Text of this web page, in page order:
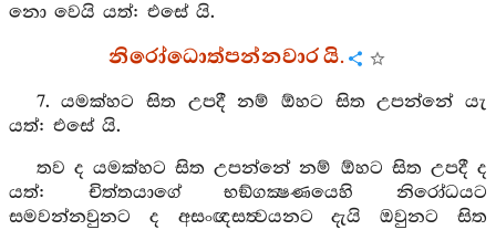
නො වෙයි යත්: එසේ යි.
නිරෝධොත්පන්නවාර යි.
7. යමක්හට සිත උපදී නම් ඕහට සිත උපන්නේ යැ
යත්: එසේ යි.
තව ද යමක්හට සිත උපන්නේ නම් ඕහට සිත උපදී ද
යත්: චිත්තයාගේ භඞ්ගක්‍ෂණයෙහි නිරෝධයට
සමවන්නවුනට ද අසංඥසත්‍වයනට දැයි ඔවුනට සිත